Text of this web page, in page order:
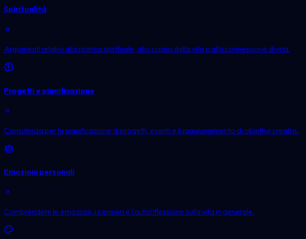
Spiritualità
Argomenti relativi alla ricerca spirituale, allo scopo della vita e alla connessione divina.
Progetti e pianificazione
Consulenza per la pianificazione di progetti, eventi e il raggiungimento di obiettivi creativi.
Emozioni personali
Comprendere le emozioni, i pensieri e l’autoriflessione sulla vita in generale.